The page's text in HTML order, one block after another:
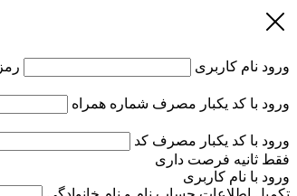
ورود نام کاربری
ورود با کد یکبار مصرف شماره همراه
ورود با کد یکبار مصرف کد
فقط ثانیه فرصت داری
ورود با نام کاربری